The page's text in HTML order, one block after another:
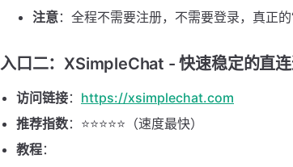
注意：全程不需要注册，不需要登录，真正的
入口二：XSimpleChat - 快速稳定的直
访问链接： https://xsimplechat.com
推荐指数：⭐⭐⭐⭐⭐（速度最快）
教程：